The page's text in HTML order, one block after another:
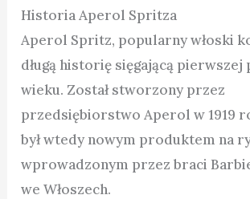
Historia Aperol Spritza
Aperol Spritz, popularny włoski
długą historię sięgającą pierwszej
wieku. Został stworzony przez
przedsiębiorstwo Aperol w 1919
był wtedy nowym produktem na
wprowadzonym przez braci
we Włoszech.